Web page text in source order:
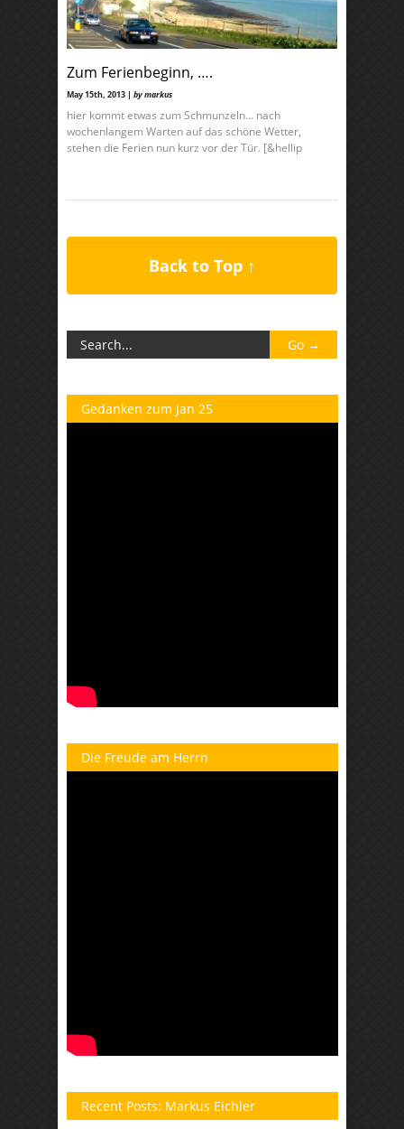
Zum Ferienbeginn, ….
May 15th, 2013 | by markus
hier kommt etwas zum Schmunzeln… nach
wochenlangem Warten auf das schöne Wetter,
stehen die Ferien nun kurz vor der Tür. [&hellip
Back to Top ↑
Gedanken zum Jan 25
Die Freude am Herrn
Recent Posts: Markus Eichler